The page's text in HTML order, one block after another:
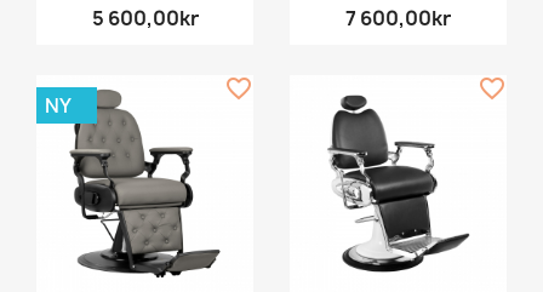
5 600,00kr 7 600,00kr
NY
favorite_border favorite_border